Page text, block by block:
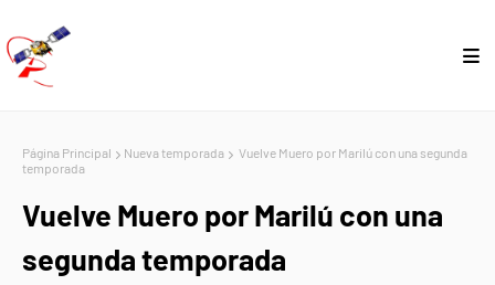
Página Principal Nueva temporada
Vuelve Muero por Marilú con una segunda
temporada
Vuelve Muero por Marilú con una
segunda temporada